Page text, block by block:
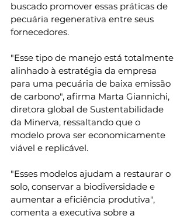
buscado promover essas práticas de
pecuária regenerativa entre seus
fornecedores.
"Esse tipo de manejo está totalmente
alinhado à estratégia da empresa
para uma pecuária de baixa emissão
de carbono", afirma Marta Giannichi,
diretora global de Sustentabilidade
da Minerva, ressaltando que o
modelo prova ser economicamente
viável e replicável.
"Esses modelos ajudam a restaurar o
solo, conservar a biodiversidade e
aumentar a eficiência produtiva",
comenta a executiva sobre a